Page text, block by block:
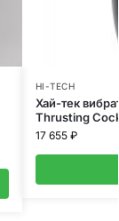
HI-TECH
Хай-тек
Thrusting
17 655 ₽